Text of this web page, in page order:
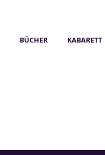
BÜCHER KABARETT